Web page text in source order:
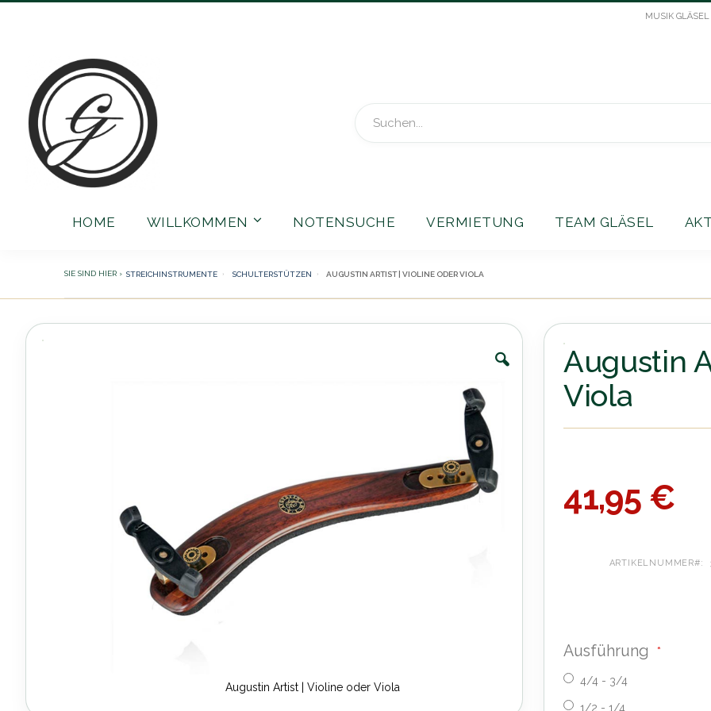
MUSIK GLÄSEL
HOME WILLKOMMEN NOTENSUCHE VERMIETUNG TEAM GLÄSEL
STREICHINSTRUMENTE SCHULTERSTÜTZEN AUGUSTIN ARTIST | VIOLINE ODER VIOLA
Augustin Artist | Violine oder Viola
Augustin
Viola
41,95 €
ARTIKELNUMMER
Ausführung
4/4 - 3/4
1/2 - 1/4